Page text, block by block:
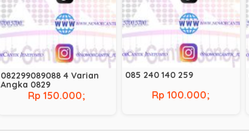
082299089088 4 Varian
Angka 0829
Rp 150.000;
085 240 140 259
Rp 100.000;